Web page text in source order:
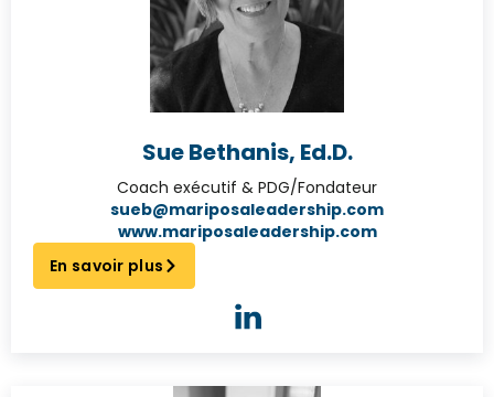
Sue Bethanis, Ed.D.
Coach exécutif & PDG/Fondateur
sueb@mariposaleadership.com
www.mariposaleadership.com
En savoir plus